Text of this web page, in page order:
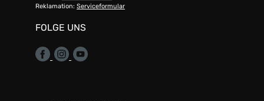
Reklamation: Serviceformular
FOLGE UNS